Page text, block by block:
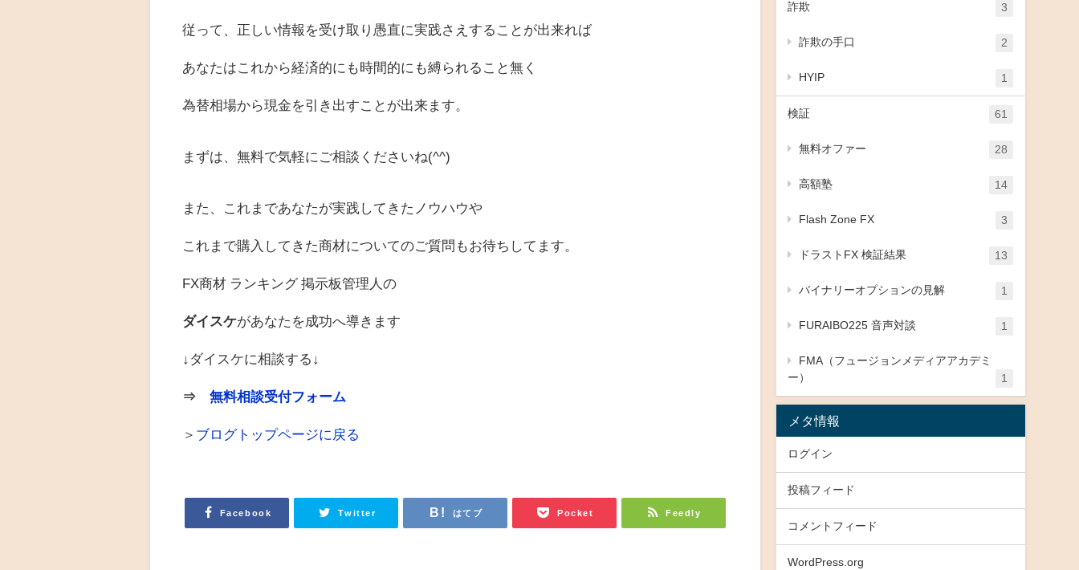
従って、正しい情報を受け取り愚直に実践さえすることが出来れば
あなたはこれから経済的にも時間的にも縛られること無く
為替相場から現金を引き出すことが出来ます。
まずは、無料で気軽にご相談くださいね(^^)
また、これまであなたが実践してきたノウハウや
これまで購入してきた商材についてのご質問もお待ちしてます。
FX商材 ランキング 掲示板管理人の
ダイスケがあなたを成功へ導きます
↓ダイスケに相談する↓
⇒無料相談受付フォーム
＞ ブログトップページに戻る
Facebook Twitter はてブ Pocket Feedly
詐欺 3
詐欺の手口 2
HYIP 1
検証 61
無料オファー 28
高額塾 14
Flash Zone FX 3
ドラストFX 検証結果 13
バイナリーオプションの見解 1
FURAIBO225 音声対談 1
FMA（フュージョンメディアアカデミ
ー）
1
メタ情報
ログイン
投稿フィード
コメントフィード
WordPress.org